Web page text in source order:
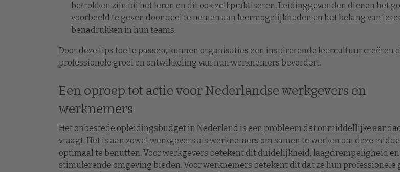
betrokken zijn bij het leren en dit ook zelf praktiseren. Leidinggevenden dienen het
voorbeeld te geven door deel te nemen aan leermogelijkheden en het belang van
benadrukken in hun teams.
Door deze tips toe te passen, kunnen organisaties een inspirerende leercultuur creëren
professionele groei en ontwikkeling van hun werknemers bevordert.
Een oproep tot actie voor Nederlandse werkgevers en
werknemers
Het onbestede opleidingsbudget in Nederland is een probleem dat onmiddellijke
vraagt. Het is aan zowel werkgevers als werknemers om samen te werken om deze
optimaal te benutten. Voor werkgevers betekent dit duidelijkheid, laagdrempeligheid en
stimulerende omgeving bieden. Voor werknemers betekent dit dat ze hun professionele